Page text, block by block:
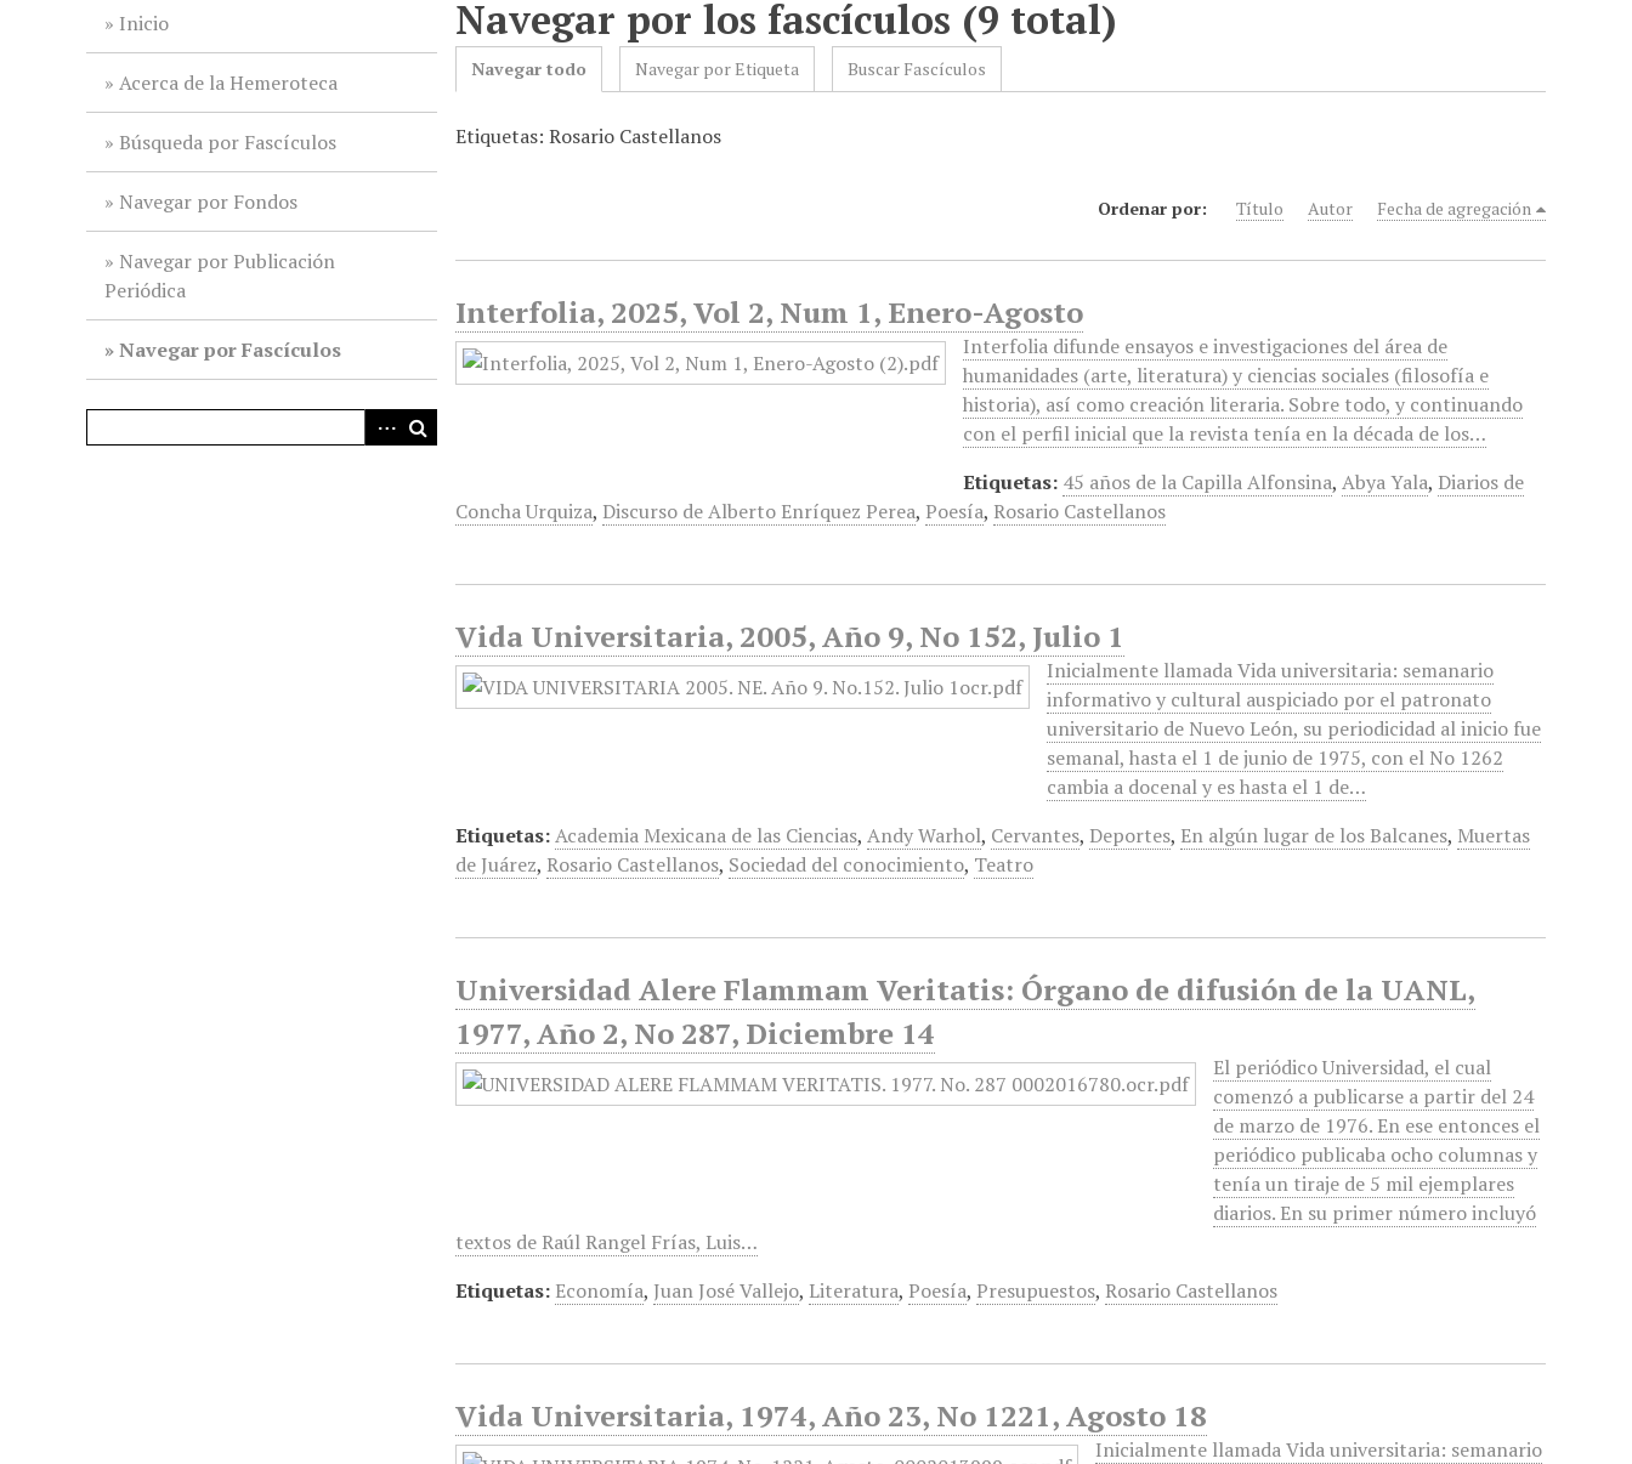
Inicio
Acerca de la Hemeroteca
Búsqueda por Fascículos
Navegar por Fondos
Navegar por Publicación
Periódica
Navegar por Fascículos
Navegar por los fascículos (9 total)
Navegar todo Navegar por Etiqueta Buscar Fascículos
Etiquetas: Rosario Castellanos
Ordenar por: Título Autor Fecha de agregación
Interfolia, 2025, Vol 2, Num 1, Enero-Agosto
Interfolia difunde ensayos e investigaciones del área de
humanidades (arte, literatura) y ciencias sociales (filosofía e
historia), así como creación literaria. Sobre todo, y continuando
con el perfil inicial que la revista tenía en la década de los…
Etiquetas: 45 años de la Capilla Alfonsina,Abya Yala, Diarios de
Concha Urquiza, Discurso de Alberto Enríquez Perea, Poesía, Rosario Castellanos
Vida Universitaria, 2005, Año 9, No 152, Julio 1
Inicialmente llamada Vida universitaria: semanario
informativo y cultural auspiciado por el patronato
universitario de Nuevo León, su periodicidad al inicio fue
semanal, hasta el 1 de junio de 1975, con el No 1262
cambia a docenal y es hasta el 1 de…
Etiquetas:Academia Mexicana de las Ciencias,Andy Warhol, Cervantes, Deportes, En algún lugar de los Balcanes, Muertas
de Juárez, Rosario Castellanos, Sociedad del conocimiento, Teatro
Universidad Alere Flammam Veritatis: Órgano de difusión de la UANL,
1977, Año 2, No 287, Diciembre 14
El periódico Universidad, el cual
comenzó a publicarse a partir del 24
de marzo de 1976. En ese entonces el
periódico publicaba ocho columnas y
tenía un tiraje de 5 mil ejemplares
diarios. En su primer número incluyó
textos de Raúl Rangel Frías, Luis…
Etiquetas: Economía, Juan José Vallejo, Literatura, Poesía, Presupuestos, Rosario Castellanos
Vida Universitaria, 1974, Año 23, No 1221, Agosto 18
Inicialmente llamada Vida universitaria: semanario